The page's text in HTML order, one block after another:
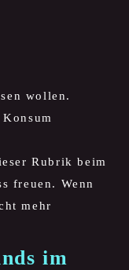
wollen.
Rubrik beim
freuen. Wenn
mehr
im